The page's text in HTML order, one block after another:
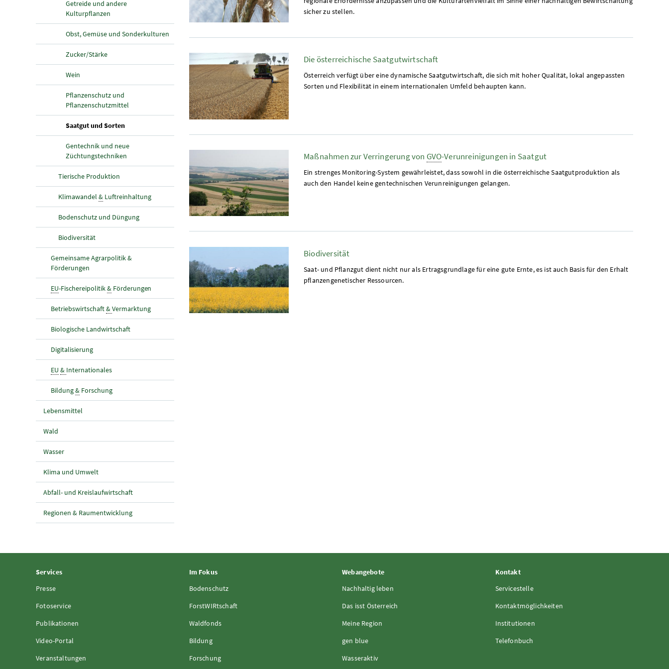
Getreide und andere
Kulturpflanzen
Obst, Gemüse und Sonderkulturen
Zucker/Stärke
Wein
Pflanzenschutz und
Pflanzenschutzmittel
Saatgut und Sorten(aktuelle Seite)
Gentechnik und neue
Züchtungstechniken
Tierische Produktion
Klimawandel & Luftreinhaltung
Bodenschutz und Düngung
Biodiversität
Gemeinsame Agrarpolitik &
Förderungen
EU-Fischereipolitik& Förderungen
Betriebswirtschaft& Vermarktung
Biologische Landwirtschaft
Digitalisierung
EU & Internationales
Bildung& Forschung
Lebensmittel
Wald
Wasser
Klima und Umwelt
Abfall- und Kreislaufwirtschaft
Regionen & Raumentwicklung
sicher zu stellen.
Die österreichische Saatgutwirtschaft
Österreich verfügt über eine dynamische Saatgutwirtschaft, die sich mit hoher Qualität, lokal angepassten
Sorten und Flexibilität in einem internationalen Umfeld behaupten kann.
Maßnahmen zur Verringerung von GVO-Verunreinigungen in Saatgut
Ein strenges Monitoring-System gewährleistet, dass sowohl in die österreichische Saatgutproduktion als
auch den Handel keine gentechnischen Verunreinigungen gelangen.
Biodiversität
Saat- und Pflanzgut dient nicht nur als Ertragsgrundlage für eine gute Ernte, es ist auch Basis für den Erhalt
pflanzengenetischer Ressourcen.
Services
Presse
Fotoservice
Publikationen
Video-Portal
Veranstaltungen
Im Fokus
Bodenschutz
ForstWIRtschaft
Waldfonds
Bildung
Forschung
Webangebote
Nachhaltig leben
Das isst Österreich
Meine Region
gen blue
Wasseraktiv
Kontakt
Servicestelle
Kontaktmöglichkeiten
Institutionen
Telefonbuch